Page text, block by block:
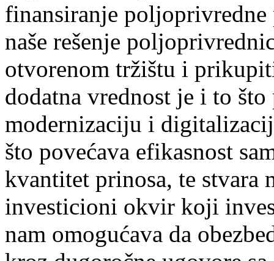
finansiranje
naše rešenje
otvorenom tržištu i
dodatna vrednost je i to
modernizaciju i
što povećava efikasnost
kvantitet prinosa, te stvara
investicioni okvir koji
nam omogućava da